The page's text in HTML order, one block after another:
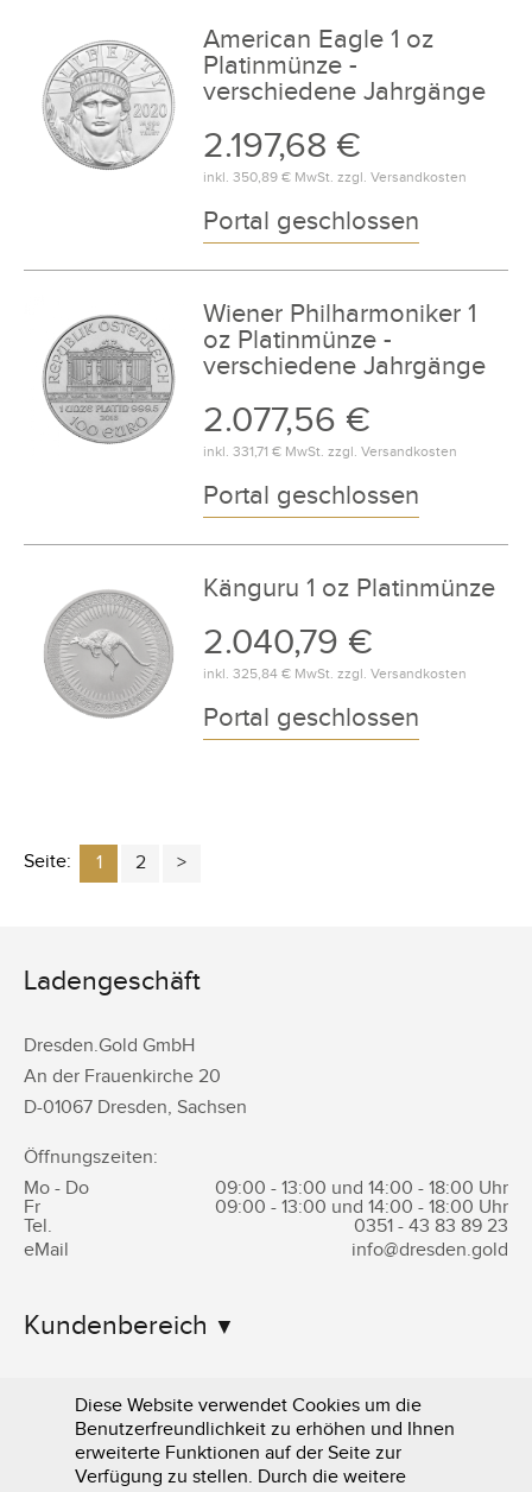
American Eagle 1 oz
Platinmünze -
verschiedene Jahrgänge
2.197,68 €
inkl. 350,89 €MwSt. zzgl. Versandkosten
Portal geschlossen
Wiener Philharmoniker 1
oz Platinmünze -
verschiedene Jahrgänge
2.077,56 €
inkl. 331,71 €MwSt. zzgl. Versandkosten
Portal geschlossen
Känguru 1 oz Platinmünze
2.040,79 €
inkl. 325,84 €MwSt. zzgl. Versandkosten
Portal geschlossen
Seite: 1 2
Ladengeschäft
Dresden.Gold GmbH
An der Frauenkirche 20
D-01067 Dresden, Sachsen
Öffnungszeiten:
Mo - Do
09:00 - 13:00 und 14:00 - 18:00 Uhr
Fr
09:00 - 13:00 und 14:00 - 18:00 Uhr
Tel.
0351 - 43 83 89 23
eMail
info@dresden.gold
Kundenbereich
Informationen
Diese Website verwendet Cookies um die
Benutzerfreundlichkeit zu erhöhen und Ihnen
erweiterte Funktionen auf der Seite zur
Verfügung zu stellen. Durch die weitere